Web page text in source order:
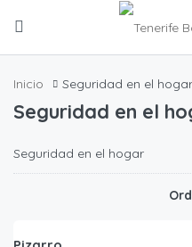
Inicio Seguridad en el hogar
Seguridad en el
Seguridad en el hogar